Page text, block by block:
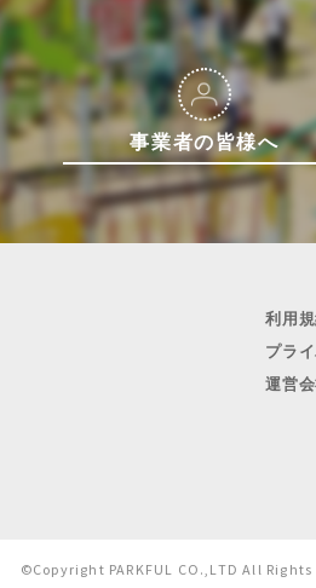
事業者の皆様へ
利用
プラ
運営
©Copyright PARKFUL CO.,LTD All Rights